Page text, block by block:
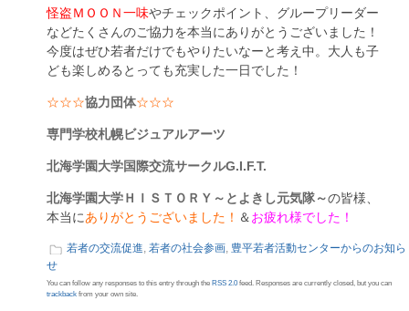
怪盗ＭＯＯＮ一味やチェックポイント、グループリーダー
などたくさんのご協力を本当にありがとうございました！
今度はぜひ若者だけでもやりたいなーと考え中。大人も子
ども楽しめるとっても充実した一日でした！
☆☆☆協力団体☆☆☆
専門学校札幌ビジュアルアーツ
北海学園大学国際交流サークルG.I.F.T.
北海学園大学ＨＩＳＴＯＲＹ～とよきし元気隊～の皆様、
本当にありがとうございました！ ＆ お疲れ様でした！
若者の交流促進, 若者の社会参画, 豊平若者活動センターからのお知ら
せ
You can follow any responses to this entry through the RSS 2.0 feed. Responses are currently closed, but you can
trackback from your own site.